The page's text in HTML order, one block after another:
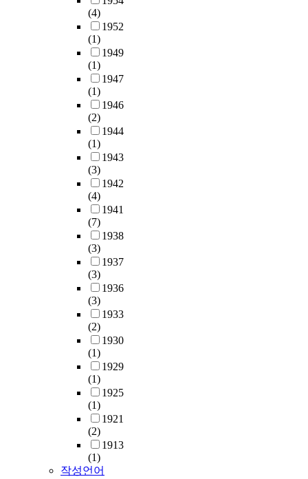
(4)
1952
(1)
1949
(1)
1947
(1)
1946
(2)
1944
(1)
1943
(3)
1942
(4)
1941
(7)
1938
(3)
1937
(3)
1936
(3)
1933
(2)
1930
(1)
1929
(1)
1925
(1)
1921
(2)
1913
(1)
작성언어